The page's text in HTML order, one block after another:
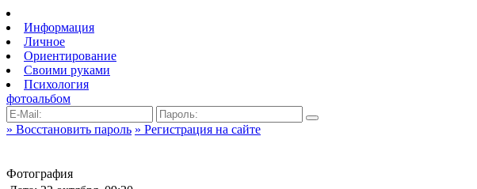
Информация
Личное
Ориентирование
Своими руками
Психология
фотоальбом
» Восстановить пароль » Регистрация на сайте
Фотография